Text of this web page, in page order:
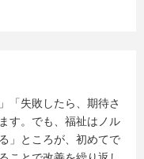
「失敗したら、期待さ
す。でも、福祉はノル
」ところが、初めてで